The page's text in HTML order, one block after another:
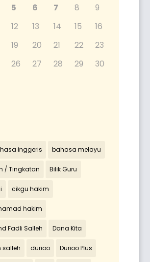
5 6 7 8
9
12 13 14 15
16
19 20 21 22
23
26 27 28 29
30
inggeris bahasa melayu
/ Tingkatan Bilik Guru
cikgu hakim
hakim
Fadli Salleh Dana Kita
salleh durioo Durioo Plus